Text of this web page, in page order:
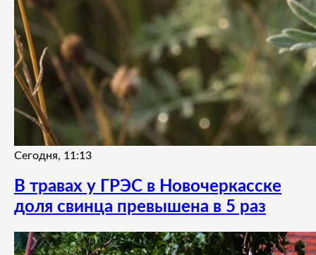
Сегодня, 11:13
В травах у ГРЭС в Новочеркасске
доля свинца превышена в 5 раз